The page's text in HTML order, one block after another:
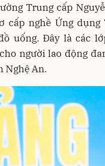
Trung cấp
cấp nghề Ứng
uống. Đây là các
người lao động
Nghệ An.